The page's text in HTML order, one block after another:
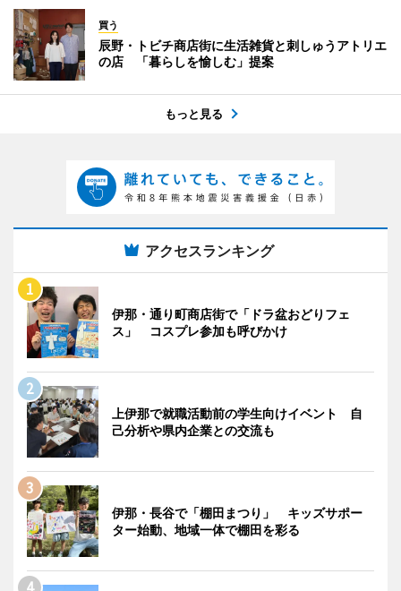
買う
辰野・トビチ商店街に生活雑貨と刺しゅうアトリエ
の店 「暮らしを愉しむ」提案
もっと見る
アクセスランキング
伊那・通り町商店街で「ドラ盆おどりフェ
ス」 コスプレ参加も呼びかけ
上伊那で就職活動前の学生向けイベント 自
己分析や県内企業との交流も
伊那・長谷で「棚田まつり」 キッズサポー
ター始動、地域一体で棚田を彩る